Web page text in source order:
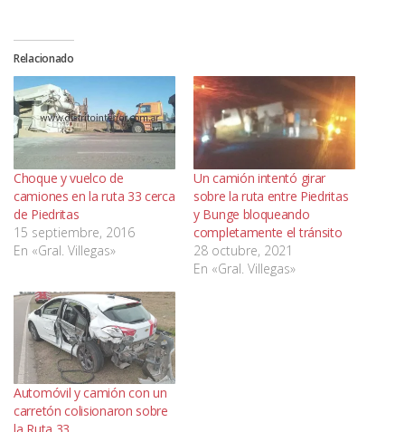
Relacionado
Choque y vuelco de
camiones en la ruta 33 cerca
de Piedritas
15 septiembre, 2016
En «Gral. Villegas»
Un camión intentó girar
sobre la ruta entre Piedritas
y Bunge bloqueando
completamente el tránsito
28 octubre, 2021
En «Gral. Villegas»
Automóvil y camión con un
carretón colisionaron sobre